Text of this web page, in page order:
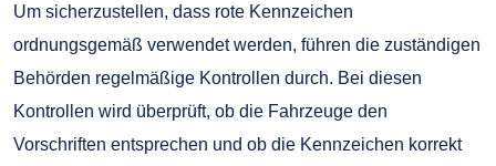
Um sicherzustellen, dass rote Kennzeichen
ordnungsgemäß verwendet werden, führen die zuständigen
Behörden regelmäßige Kontrollen durch. Bei diesen
Kontrollen wird überprüft, ob die Fahrzeuge den
Vorschriften entsprechen und ob die Kennzeichen korrekt